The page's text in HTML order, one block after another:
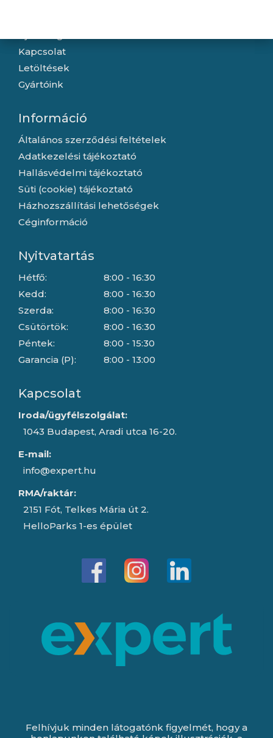
Kapcsolat
Letöltések
Gyártóink
Információ
Általános szerződési feltételek
Adatkezelési tájékoztató
Hallásvédelmi tájékoztató
Süti (cookie) tájékoztató
Házhozszállítási lehetőségek
Céginformáció
Nyitvatartás
Hétfő:
Kedd:
Szerda:
Csütörtök:
Péntek:
Garancia (P):
8:00 - 16:30
8:00 - 16:30
8:00 - 16:30
8:00 - 16:30
8:00 - 15:30
8:00 - 13:00
Kapcsolat
Iroda/ügyfélszolgálat:
1043 Budapest, Aradi utca 16-20.
E-mail:
info@expert.hu
RMA/raktár:
2151 Fót, Telkes Mária út 2.
HelloParks 1-es épület
Felhívjuk minden látogatónk figyelmét, hogy a